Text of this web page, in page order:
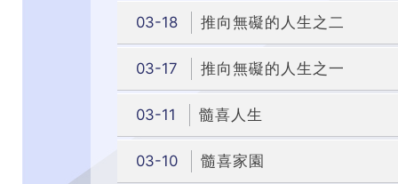
03-18 推向無礙的人生之二
03-17 推向無礙的人生之一
03-11 髓喜人生
03-10 髓喜家園